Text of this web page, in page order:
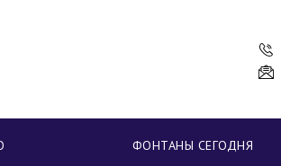
ФОНТАНЫ СЕГОДНЯ